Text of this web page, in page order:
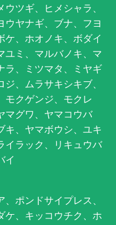
ツギ、ヒメシャラ、
ウヤナギ、ブナ、フヨ
ケ、ホオノキ、ボダイ
ユミ、マルバノキ、マ
ラ、ミツマタ、ミヤギ
、ムラサキシキブ、
モクゲンジ、モクレ
マグワ、ヤマコウバ
キ、ヤマボウシ、ユキ
イラック、リキュウバ
イ
ポンドサイプレス、
ケ、キッコウチク、ホ